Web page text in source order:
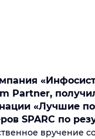
Partner,
«Лучшие
SPARC по
вручение